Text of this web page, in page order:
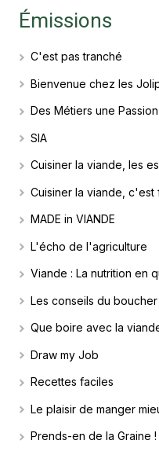
Émissions
C'est pas tranché
Bienvenue chez les
Des Métiers une Passion
SIA
Cuisiner la viande, les
Cuisiner la viande, c'est
MADE in VIANDE
L'écho de l'agriculture
Viande : La nutrition en
Les conseils du boucher
Que boire avec la
Draw my Job
Recettes faciles
Le plaisir de manger
Prends-en de la Graine !